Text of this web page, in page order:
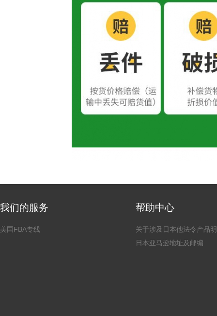
我们的服务
美国FBA专线
帮助中心
关于涉及日本他法令产品
日本亚马逊地址及邮编